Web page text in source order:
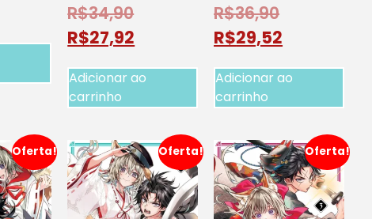
R$34,90
R$27,92
Adicionar ao
carrinho
R$36,90
R$29,52
Adicionar ao
carrinho
Oferta! Oferta! Oferta!